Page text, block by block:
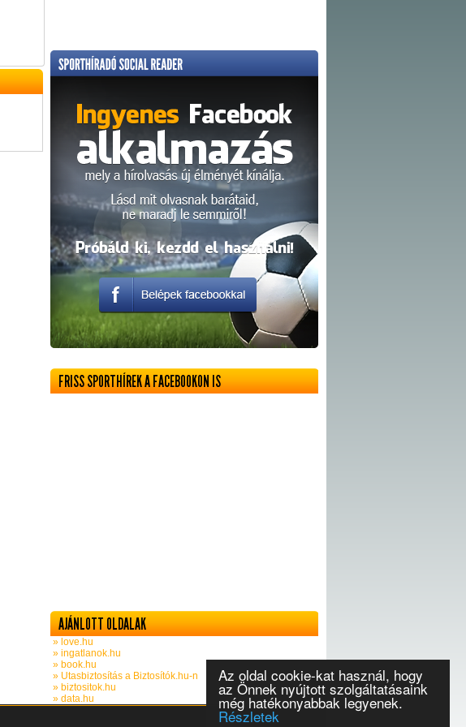
Az oldal cookie-kat használ, hogy
az Önnek nyújtott szolgáltatásaink
még hatékonyabbak legyenek.
Részletek
FRISS SPORTHÍREK A FACEBOOKON IS
AJÁNLOTT OLDALAK
» love.hu
» ingatlanok.hu
» book.hu
» Utasbiztosítás a Biztosítók.hu-n
» biztositok.hu
» data.hu